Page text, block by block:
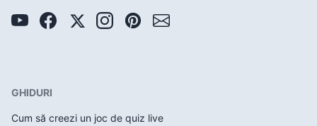
GHIDURI
Cum să creezi un joc de quiz live